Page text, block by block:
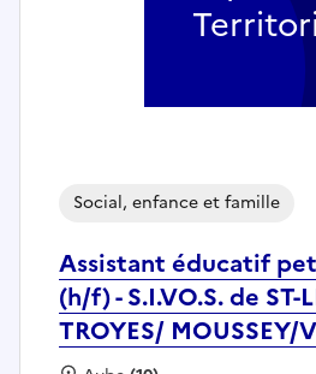
Assistant éducatif
(h/f) - S.I.VO.S. de ST-
TROYES/ MOUSSEY/
Social, enfance et famille